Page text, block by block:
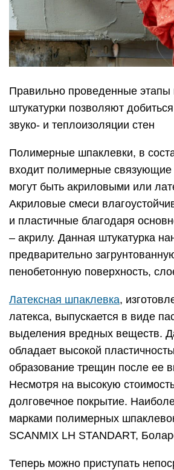
Правильно проведенные этапы
штукатурки позволяют
звуко- и теплоизоляции стен
Полимерные шпаклевки, в
входит полимерные связующие
могут быть акриловыми или
Акриловые смеси
и пластичные благодаря
‒ акрилу. Данная штукатурка
предварительно
пенобетонную поверхность,
Латексная шпаклевка,
латекса, выпускается в виде
выделения вредных веществ.
обладает высокой
образование трещин после ее
Несмотря на высокую
долговечное покрытие.
марками полимерных
SCANMIX LH STANDART,
Теперь можно приступать